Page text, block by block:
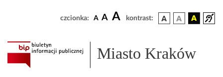
czcionka: A A A kontrast:
Miasto Kraków